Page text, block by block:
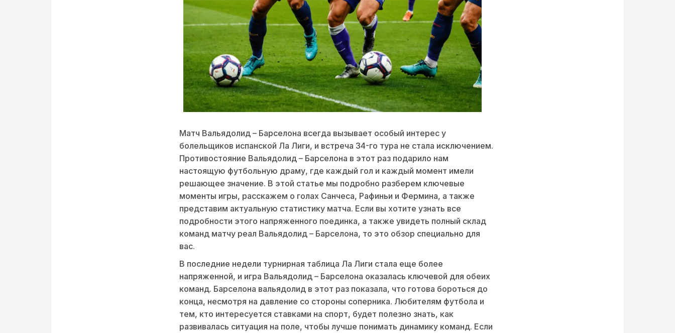
Матч Вальядолид – Барселона всегда вызывает особый интерес у
болельщиков испанской Ла Лиги, и встреча 34-го тура не стала исключением.
Противостояние Вальядолид – Барселона в этот раз подарило нам
настоящую футбольную драму, где каждый гол и каждый момент имели
решающее значение. В этой статье мы подробно разберем ключевые
моменты игры, расскажем о голах Санчеса, Рафиньи и Фермина, а также
представим актуальную статистику матча. Если вы хотите узнать все
подробности этого напряженного поединка, а также увидеть полный склад
команд матчу реал Вальядолид – Барселона, то это обзор специально для
вас.
В последние недели турнирная таблица Ла Лиги стала еще более
напряженной, и игра Вальядолид – Барселона оказалась ключевой для обеих
команд. Барселона вальядолид в этот раз показала, что готова бороться до
конца, несмотря на давление со стороны соперника. Любителям футбола и
тем, кто интересуется ставками на спорт, будет полезно знать, как
развивалась ситуация на поле, чтобы лучше понимать динамику команд. Если